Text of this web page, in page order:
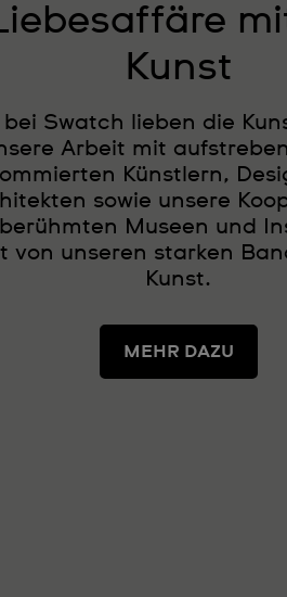
Kunst
bei Swatch lieben die
Arbeit mit
Künstlern,
sowie unsere
Museen und
von unseren starken
Kunst.
MEHR DAZU